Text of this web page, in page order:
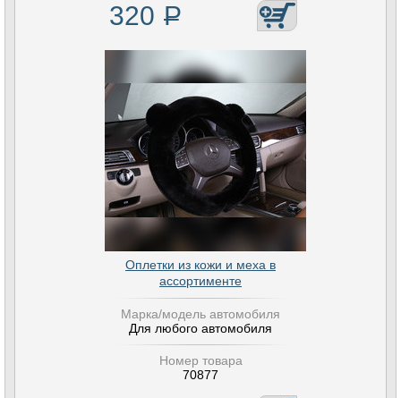
320 Р
Оплетки из кожи и меха в
ассортименте
Марка/модель автомобиля
Для любого автомобиля
Номер товара
70877